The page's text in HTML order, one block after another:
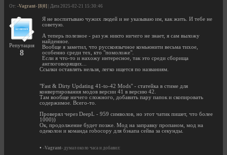
От: -Vagrant- [8|0] | Дата 2025-02-21 15:30:46
Репутация
8
Я не воспитываю чужих людей и не указываю им, как жить. И тебе не
советую.
А теперь полезное - раз уж никто ничего не знает, я сам выложу
найденное.
Вообще я заметил, что русскоязычное комьюнити весьма тихое,
особенно среди тех, кто "помоложе".
Если я что-то и нахожу интересное, так это среди сборища
англоговорящих...
Ссылки оставлять нельзя, легко ищется по названиям.
"Fast & Dirty Updating 41-to-42 Mods" - статейка в стиме для
конвертирования модов версии 41 в версию 42.
Там вообще ничего сложного, добавить пару папок и скопировать
содержимое. Всего-то.
Проверял через DeepL - 959 символов, но этот чатик пишет, что более
1000))
Ок, продолжение будет позже. Мод на заправку пропаном, мод на
одеколон и команда robocopy для бэкапа сейва за секунды.
• -Vagrant- думал около часа и добавил: